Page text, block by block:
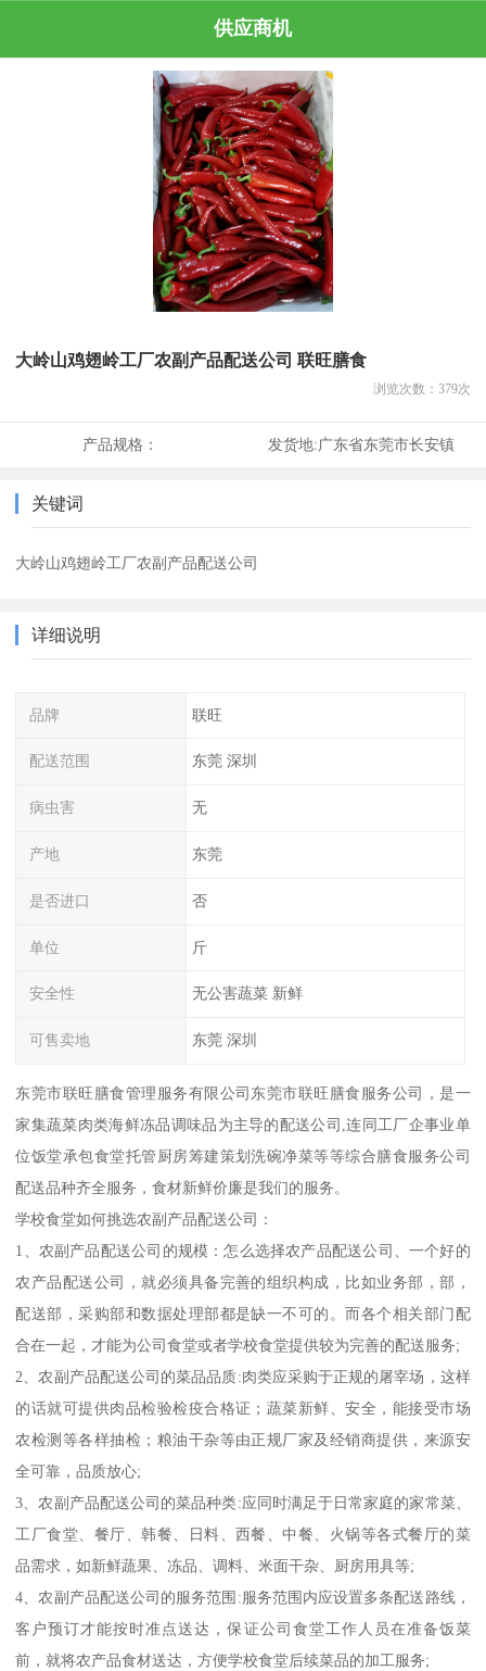
供应商机
大岭山鸡翅岭工厂农副产品配送公司 联旺膳食
浏览次数： 379次
产品规格： 发货地:广东省东莞市长安镇
关键词
大岭山鸡翅岭工厂农副产品配送公司
详细说明
品牌 联旺
配送范围 东莞 深圳
病虫害 无
产地 东莞
是否进口 否
单位 斤
安全性 无公害蔬菜 新鲜
可售卖地 东莞 深圳
东莞市联旺膳食管理服务有限公司东莞市联旺膳食服务公司，是一
家集蔬菜肉类海鲜冻品调味品为主导的配送公司,连同工厂企事业单
位饭堂承包食堂托管厨房筹建策划洗碗净菜等等综合膳食服务公司
配送品种齐全服务，食材新鲜价廉是我们的服务。
学校食堂如何挑选农副产品配送公司：
1、农副产品配送公司的规模：怎么选择农产品配送公司、一个好的
农产品配送公司，就必须具备完善的组织构成，比如业务部，部，
配送部，采购部和数据处理部都是缺一不可的。而各个相关部门配
合在一起，才能为公司食堂或者学校食堂提供较为完善的配送服务;
2、农副产品配送公司的菜品品质:肉类应采购于正规的屠宰场，这样
的话就可提供肉品检验检疫合格证；蔬菜新鲜、安全，能接受市场
农检测等各样抽检；粮油干杂等由正规厂家及经销商提供，来源安
全可靠，品质放心;
3、农副产品配送公司的菜品种类:应同时满足于日常家庭的家常菜、
工厂食堂、餐厅、韩餐、日料、西餐、中餐、火锅等各式餐厅的菜
品需求，如新鲜蔬果、冻品、调料、米面干杂、厨房用具等;
4、农副产品配送公司的服务范围:服务范围内应设置多条配送路线，
客户预订才能按时准点送达，保证公司食堂工作人员在准备饭菜
前，就将农产品食材送达，方便学校食堂后续菜品的加工服务;